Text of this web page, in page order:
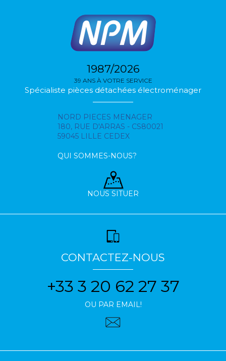
1987/2026
39 ANS À VOTRE SERVICE
Spécialiste pièces détachées électroménager
NORD PIECES MENAGER
180, RUE D'ARRAS - CS80021
59045 LILLE CEDEX
QUI SOMMES-NOUS?
NOUS SITUER
CONTACTEZ-NOUS
+33 3 20 62 27 37
OU PAR EMAIL!